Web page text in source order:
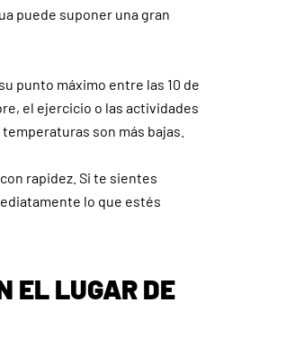
puede suponer una gran
punto máximo entre las 10 de
el ejercicio o las actividades
son más bajas.
rapidez. Si te sientes
lo que estés
EL LUGAR DE